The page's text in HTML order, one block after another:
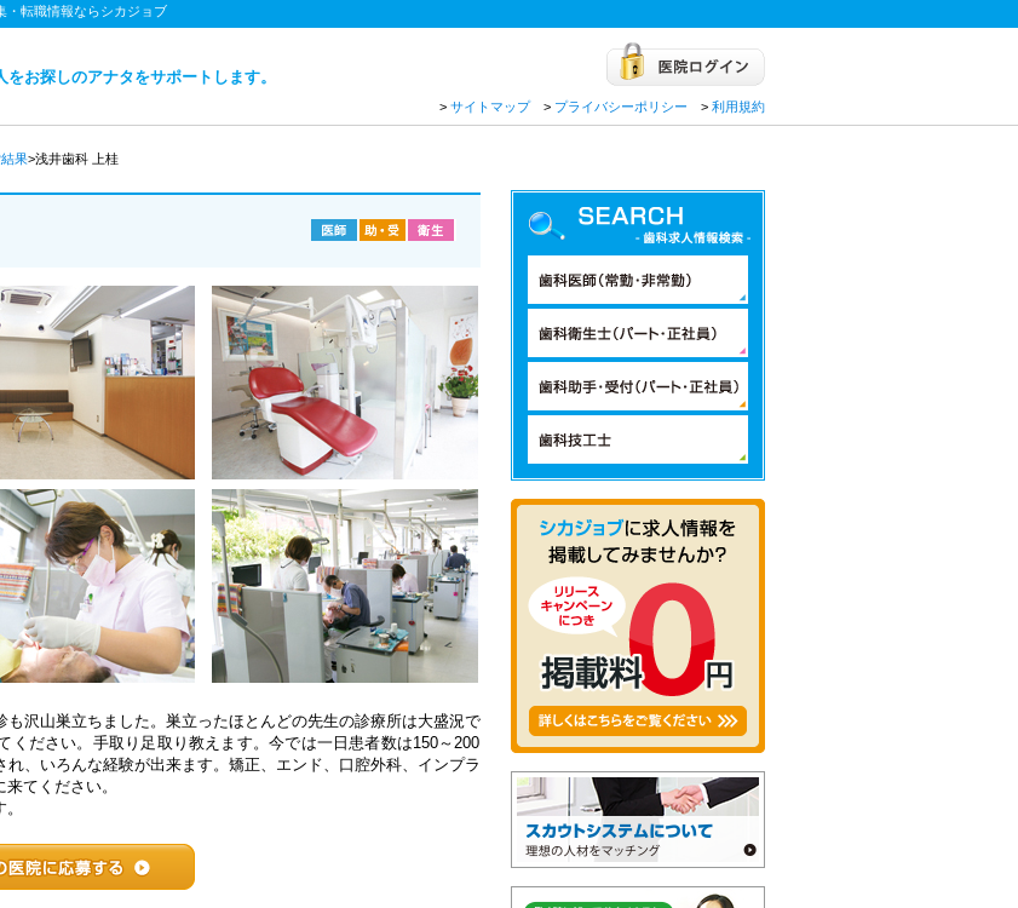
・転職情報ならシカジョブ
をお探しのアナタをサポートします。
> サイトマップ> プライバシーポリシー > 利用規約
果>浅井歯科 上桂
沢山巣立ちました。巣立ったほとんどの先生の診療所は大盛況で
ください。手取り足取り教えます。今では一日患者数は150～200
、いろんな経験が出来ます。矯正、エンド、口腔外科、インプラ
てください。